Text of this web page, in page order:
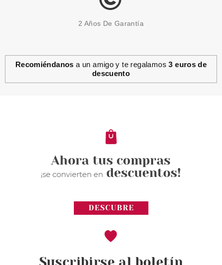
RALPH LAUREN
33.40€
2 Años De Garantía
Recomiéndanos a un amigo y te regalamos3 euros de
descuento
Suscribirse al boletín